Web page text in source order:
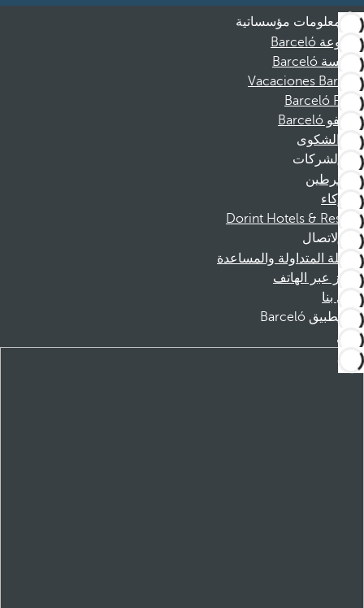
معلومات مؤسساتية
مجموعة Barceló
مؤسسة Barceló
Vacaciones Barceló
Barceló Films
موظفو Barceló
قناة الشكوى
الشركات
المنخرطين
الشركاء
Dorint Hotels & Resorts
الاتصال
الأسئلة المتداولة والمساعدة
الحجز عبر الهاتف
اتصل بنا
تطبيق Barceló
تنزيل